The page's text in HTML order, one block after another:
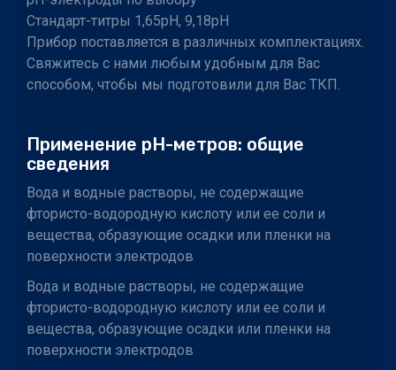
Стандарт-титры 1,65рН, 9,18рН
Прибор поставляется в различных комплектациях.
Свяжитесь с нами любым удобным для Вас
способом, чтобы мы подготовили для Вас ТКП.
Применение рН-метров: общие
сведения
Вода и водные растворы, не содержащие
фтористо-водородную кислоту или ее соли и
вещества, образующие осадки или пленки на
поверхности электродов
Вода и водные растворы, не содержащие
фтористо-водородную кислоту или ее соли и
вещества, образующие осадки или пленки на
поверхности электродов